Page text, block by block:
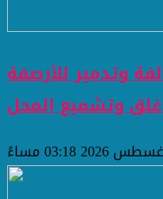
وتدمير للأرصفة
وتشميع المحل